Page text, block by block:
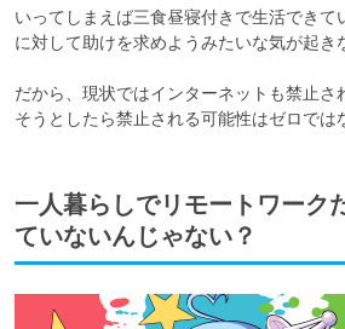
いってしまえば三食昼寝付きで生活できて
に対して助けを求めようみたいな気が起き
だから、現状ではインターネットも禁止さ
そうとしたら禁止される可能性はゼロでは
一人暮らしでリモートワーク
ていないんじゃない？